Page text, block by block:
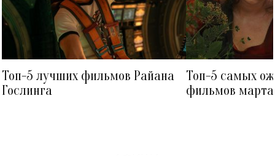
Топ-5 лучших фильмов Райана
Гослинга
Топ-5 самых
фильмов